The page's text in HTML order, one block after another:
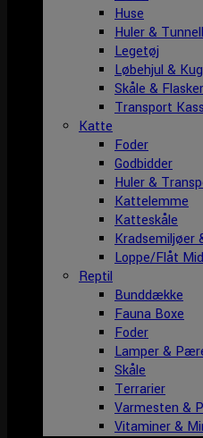
Huse
Huler &
Legetøj
Løbehjul &
Skåle & Flasker
Transport
Katte
Foder
Godbidder
Huler &
Kattelemme
Katteskåle
Kradsemiljøer
Loppe/Flåt
Reptil
Bunddække
Fauna Boxe
Foder
Lamper &
Skåle
Terrarier
Varmesten &
Vitaminer &